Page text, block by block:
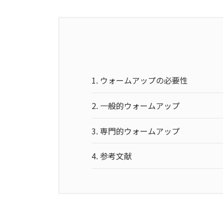
1. ウォームアップの必要性
2. 一般的ウォームアップ
3. 専門的ウォームアップ
4. 参考文献